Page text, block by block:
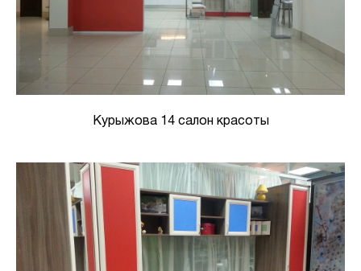
Курыжова 14 салон красоты